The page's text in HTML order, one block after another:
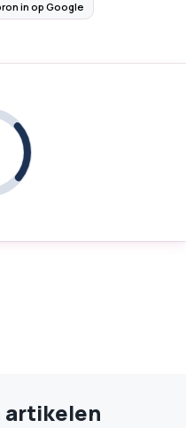
in op Google
artikelen